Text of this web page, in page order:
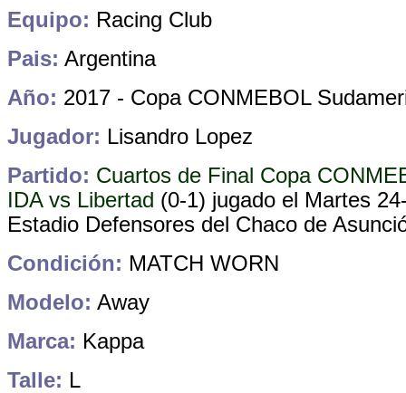
Equipo: Racing Club
Pais: Argentina
Año: 2017 - Copa CONMEBOL
Jugador: Lisandro Lopez
Partido: Cuartos de Final Copa
IDA vs Libertad (0-1) jugado el Martes
Estadio Defensores del Chaco de
Condición: MATCH WORN
Modelo: Away
Marca: Kappa
Talle: L